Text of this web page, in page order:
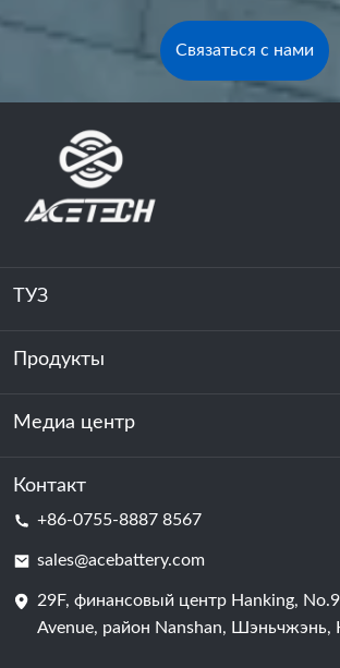
Связаться с нами
ТУЗ
О нас
устойчивость
Продукты
Хранение энергии
Центр обработки данных и серверная
Батарейная ячейка
Медиа центр
Новости
Контакт
+86-0755-8887 8567
sales@acebattery.com
29F, финансовый центр Hanking,
Avenue, район Nanshan, Шэньчжэнь,